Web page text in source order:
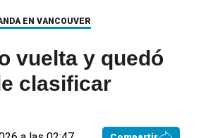
EN VANCOUVER
vuelta y quedó
clasificar